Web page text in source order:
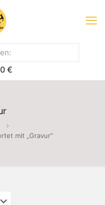
€
mit „Gravur“